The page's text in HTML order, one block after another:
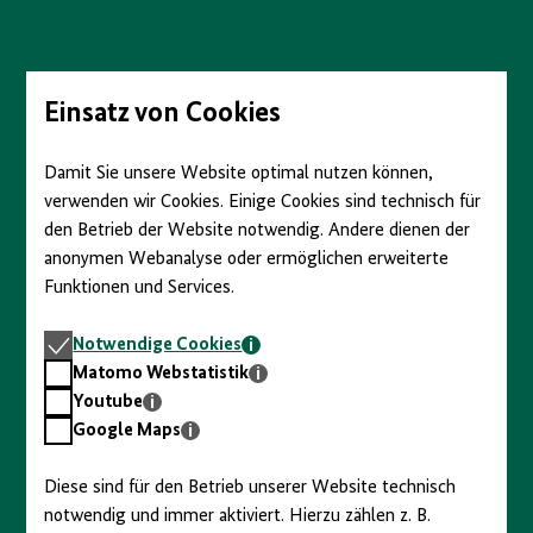
Seiteninhalt
springenEinsatz von Cookies
Damit Sie unsere Website optimal nutzen können,
verwenden wir Cookies. Einige Cookies sind technisch für
den Betrieb der Website notwendig. Andere dienen der
anonymen Webanalyse oder ermöglichen erweiterte
Funktionen und Services.
Notwendige
Cookies
Notwendige Cookies
Matomo
Webstatistik
Matomo Webstatistik
Youtube
Youtube
GoogleGoogle Maps
Diese sind für den Betrieb unserer Website technisch
notwendig und immer aktiviert. Hierzu zählen z. B.